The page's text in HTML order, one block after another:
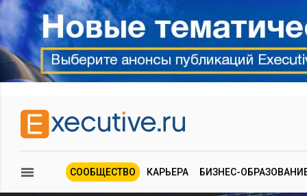
СООБЩЕСТВО КАРЬЕРА БИЗНЕС-